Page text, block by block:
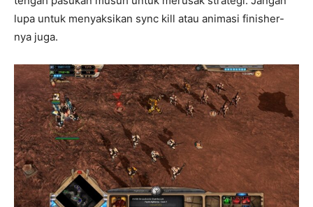
lupa untuk menyaksikan sync kill atau animasi finisher-
nya juga.